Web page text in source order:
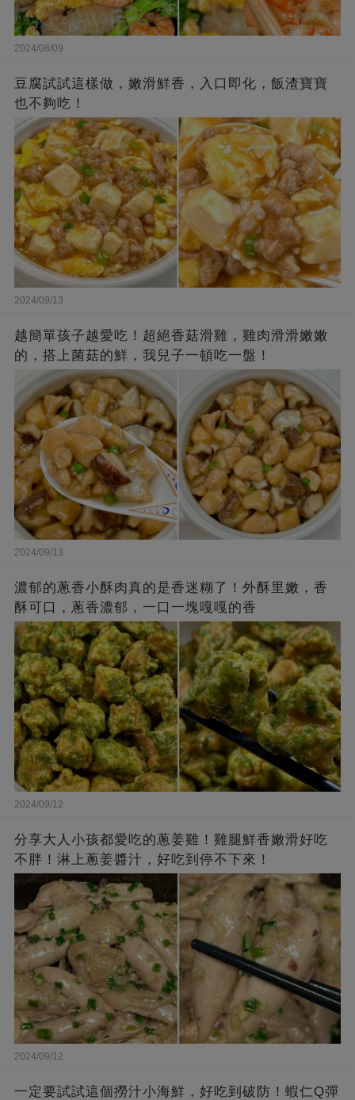
2024/08/09
豆腐試試這樣做，嫩滑鮮香，入口即化，飯渣寶寶
也不夠吃！
2024/09/13
越簡單孩子越愛吃！超絕香菇滑雞，雞肉滑滑嫩嫩
的，搭上菌菇的鮮，我兒子一頓吃一盤！
2024/09/13
濃郁的蔥香小酥肉真的是香迷糊了！外酥里嫩，香
酥可口，蔥香濃郁，一口一塊嘎嘎的香
2024/09/12
分享大人小孩都愛吃的蔥姜雞！雞腿鮮香嫩滑好吃
不胖！淋上蔥姜醬汁，好吃到停不下來！
2024/09/12
一定要試試這個撈汁小海鮮，好吃到破防！蝦仁Q彈